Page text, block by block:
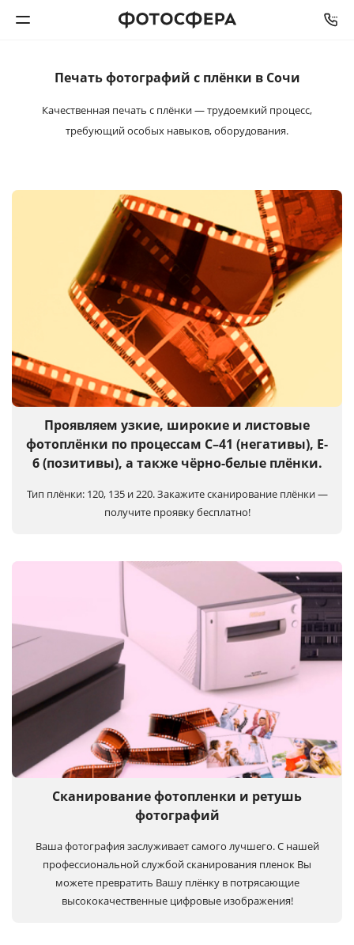
Печать фото
Интерьерная печать
Багетная мастерская
Услуги и сервис
Печать фотографий с плёнки в Сочи
Качественная печать с плёнки — трудоемкий процесс,
требующий особых навыков, оборудования.
Проявляем узкие, широкие и листовые
фотоплёнки по процессам C–41 (негативы), E-
6 (позитивы), а также чёрно-белые плёнки.
Тип плёнки: 120, 135 и 220.Закажите сканирование плёнки —
получите проявку бесплатно!
Сканирование фотопленки и ретушь
фотографий
Ваша фотография заслуживает самого лучшего. С нашей
профессиональной службой сканирования пленок Вы
можете превратить Вашу плёнку в потрясающие
высококачественные цифровые изображения!